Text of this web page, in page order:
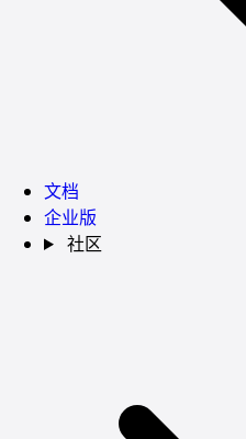
文档
企业版
社区